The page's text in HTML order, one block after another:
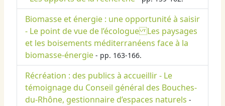
Biomasse et énergie : une opportunité à saisir
- Le point de vue de l’écologue Les paysages
et les boisements méditerranéens face à la
biomasse-énergie - pp. 163-166.
Récréation : des publics à accueillir - Le
témoignage du Conseil général des Bouches-
du-Rhône, gestionnaire d’espaces naturels -